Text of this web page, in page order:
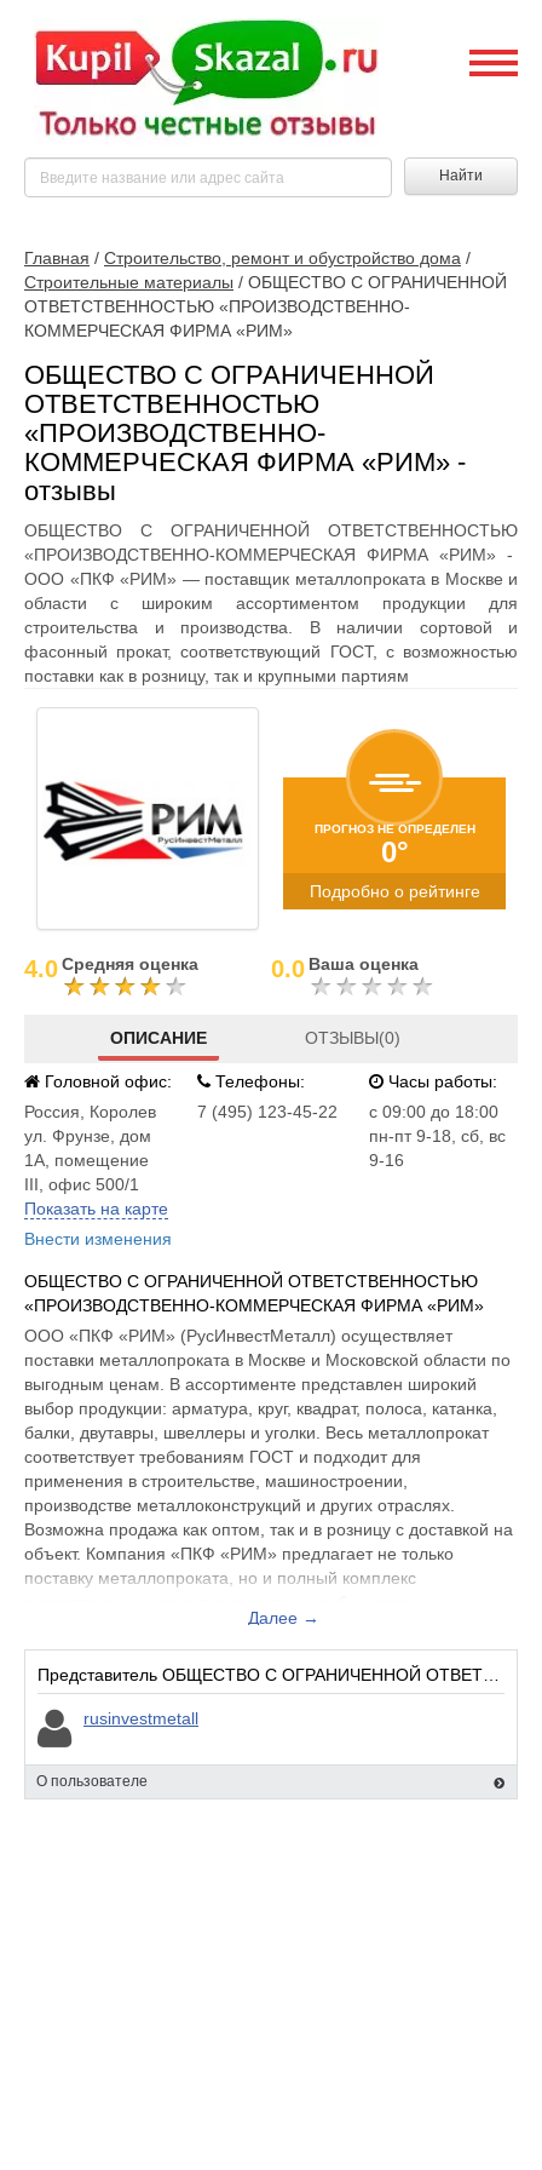
Найти
Главная / Строительство, ремонт и обустройство дома /
Строительные материалы / ОБЩЕСТВО С ОГРАНИЧЕННОЙ
ОТВЕТСТВЕННОСТЬЮ «ПРОИЗВОДСТВЕННО-
КОММЕРЧЕСКАЯ ФИРМА «РИМ»
ОБЩЕСТВО С ОГРАНИЧЕННОЙ
ОТВЕТСТВЕННОСТЬЮ
«ПРОИЗВОДСТВЕННО-
КОММЕРЧЕСКАЯ ФИРМА «РИМ» -
отзывы
ОБЩЕСТВО С ОГРАНИЧЕННОЙ ОТВЕТСТВЕННОСТЬЮ
«ПРОИЗВОДСТВЕННО-КОММЕРЧЕСКАЯ ФИРМА «РИМ» -
ООО «ПКФ «РИМ» — поставщик металлопроката в Москве и
области с широким ассортиментом продукции для
строительства и производства. В наличии сортовой и
фасонный прокат, соответствующий ГОСТ, с возможностью
поставки как в розницу, так и крупными партиям
ПРОГНОЗ НЕ ОПРЕДЕЛЕН
0°
Подробно о рейтинге
4.0Средняя оценка 0.0 Ваша оценка
ОПИСАНИЕ ОТЗЫВЫ(0)
Головной офис:
Россия
Королев
ул. Фрунзе, дом
1А, помещение
III, офис 500/1
Показать на карте
Внести изменения
Телефоны:
7 (495) 123-45-22
Часы работы:
c 09:00 до 18:00
пн-пт 9-18, сб, вс
9-16
ОБЩЕСТВО С ОГРАНИЧЕННОЙ ОТВЕТСТВЕННОСТЬЮ
«ПРОИЗВОДСТВЕННО-КОММЕРЧЕСКАЯ ФИРМА «РИМ»
ООО «ПКФ «РИМ» (РусИнвестМеталл) осуществляет
поставки металлопроката в Москве и Московской области по
выгодным ценам. В ассортименте представлен широкий
выбор продукции: арматура, круг, квадрат, полоса, катанка,
балки, двутавры, швеллеры и уголки. Весь металлопрокат
соответствует требованиям ГОСТ и подходит для
применения в строительстве, машиностроении,
производстве металлоконструкций и других отраслях.
Возможна продажа как оптом, так и в розницу с доставкой на
объект. Компания «ПКФ «РИМ» предлагает не только
поставку металлопроката, но и полный комплекс
сверление, цинкование, шлифовку, покраску и
пескоструйную обработку. Мы обеспечиваем быструю
комплектацию заказов любой сложности, прямые поставки от
производителей и стабильное снабжение строительных и
производственных предприятий. Ориентированы на
долгосрочное сотрудничество и высокое качество
обслуживания клиентов.
Далее →
rusinvestmetall
О пользователе